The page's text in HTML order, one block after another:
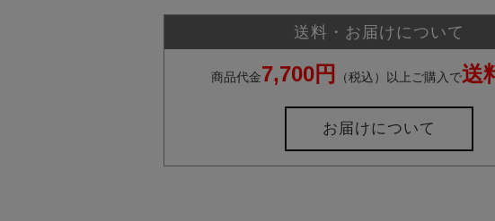
送料・お届けについて
商品代金7,700円 （税込）以上ご購入で送
お届けについて